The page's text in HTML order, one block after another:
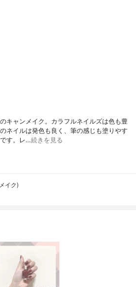
キャンメイク。カラフルネイルズは色も豊
ネイルは発色も良く、筆の感じも塗りやす
す。レ…続きを見る
イク)